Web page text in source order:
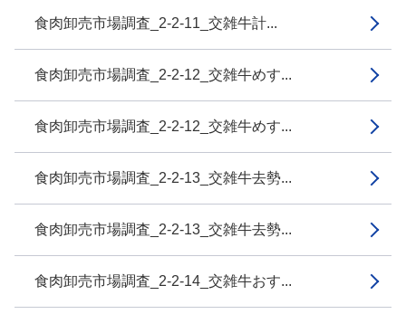
食肉卸売市場調査_2-2-11_交雑牛計...
食肉卸売市場調査_2-2-12_交雑牛めす...
食肉卸売市場調査_2-2-12_交雑牛めす...
食肉卸売市場調査_2-2-13_交雑牛去勢...
食肉卸売市場調査_2-2-13_交雑牛去勢...
食肉卸売市場調査_2-2-14_交雑牛おす...